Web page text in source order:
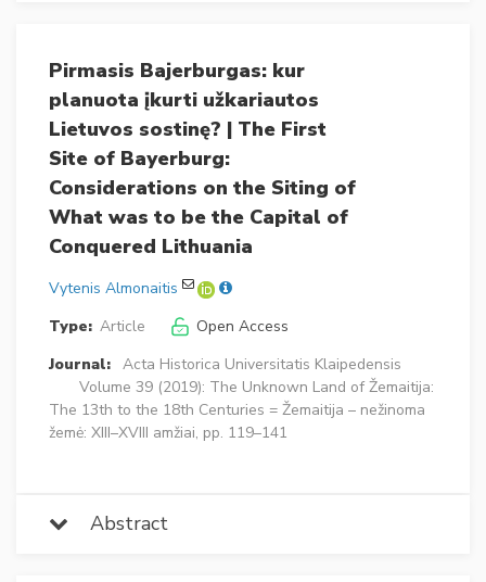
Pirmasis Bajerburgas: kur
planuota įkurti užkariautos
Lietuvos sostinę? | The First
Site of Bayerburg:
Considerations on the Siting of
What was to be the Capital of
Conquered Lithuania
Vytenis Almonaitis
Type: Article
Open Access
Journal: Acta Historica Universitatis Klaipedensis
Volume 39 (2019): The Unknown Land of Žemaitija:
The 13th to the 18th Centuries = Žemaitija – nežinoma
žemė: XIII–XVIII amžiai, pp. 119–141
Abstract